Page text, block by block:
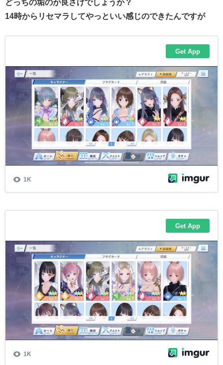
どっちの垢のが良さげでしょうか？
14時からリセマラしてやっといい感じのできたんですが